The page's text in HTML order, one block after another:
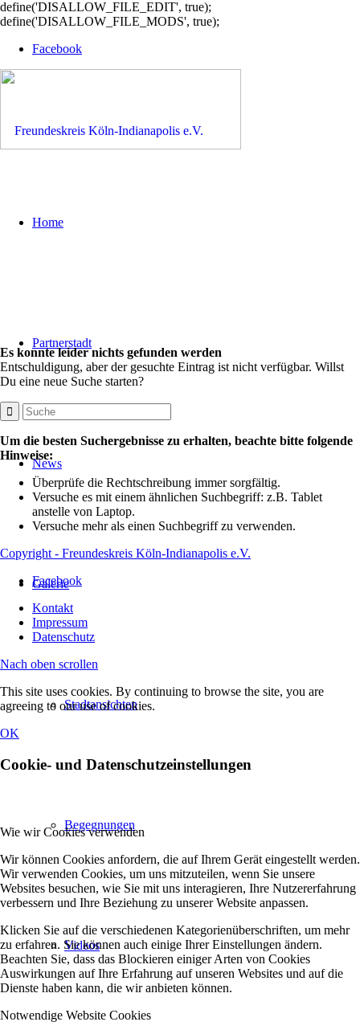
define('DISALLOW_FILE_EDIT', true);
define('DISALLOW_FILE_MODS', true);
Facebook
Home
Partnerstadt
News
Galerie
Stadtansichten
Begegnungen
Videos
Es konnte leider nichts gefunden werden
Entschuldigung, aber der gesuchte Eintrag ist nicht verfügbar. Willst
Du eine neue Suche starten?
Um die besten Suchergebnisse zu erhalten, beachte bitte folgende
Hinweise:
Überprüfe die Rechtschreibung immer sorgfältig.
Versuche es mit einem ähnlichen Suchbegriff: z.B. Tablet
anstelle von Laptop.
Versuche mehr als einen Suchbegriff zu verwenden.
Copyright - Freundeskreis Köln-Indianapolis e.V.
Facebook
Kontakt
Impressum
Datenschutz
Nach oben scrollen
This site uses cookies. By continuing to browse the site, you are
agreeing to our use of cookies.
OK
Cookie- und Datenschutzeinstellungen
Wie wir Cookies verwenden
Wir können Cookies anfordern, die auf Ihrem Gerät eingestellt werden.
Wir verwenden Cookies, um uns mitzuteilen, wenn Sie unsere
Websites besuchen, wie Sie mit uns interagieren, Ihre Nutzererfahrung
verbessern und Ihre Beziehung zu unserer Website anpassen.
Klicken Sie auf die verschiedenen Kategorienüberschriften, um mehr
zu erfahren. Sie können auch einige Ihrer Einstellungen ändern.
Beachten Sie, dass das Blockieren einiger Arten von Cookies
Auswirkungen auf Ihre Erfahrung auf unseren Websites und auf die
Dienste haben kann, die wir anbieten können.
Notwendige Website Cookies